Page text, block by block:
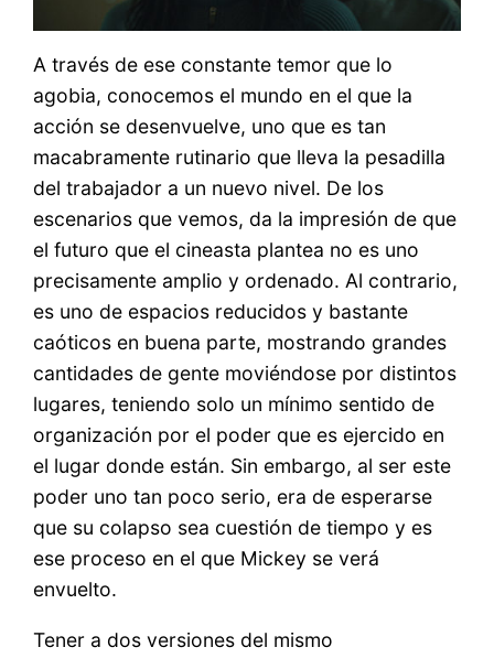
A través de ese constante temor que lo
agobia, conocemos el mundo en el que la
acción se desenvuelve, uno que es tan
macabramente rutinario que lleva la pesadilla
del trabajador a un nuevo nivel. De los
escenarios que vemos, da la impresión de que
el futuro que el cineasta plantea no es uno
precisamente amplio y ordenado. Al contrario,
es uno de espacios reducidos y bastante
caóticos en buena parte, mostrando grandes
cantidades de gente moviéndose por distintos
lugares, teniendo solo un mínimo sentido de
organización por el poder que es ejercido en
el lugar donde están. Sin embargo, al ser este
poder uno tan poco serio, era de esperarse
que su colapso sea cuestión de tiempo y es
ese proceso en el que Mickey se verá
envuelto.
Tener a dos versiones del mismo